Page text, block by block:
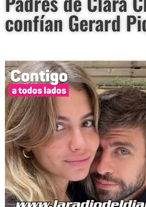
confían Gerard